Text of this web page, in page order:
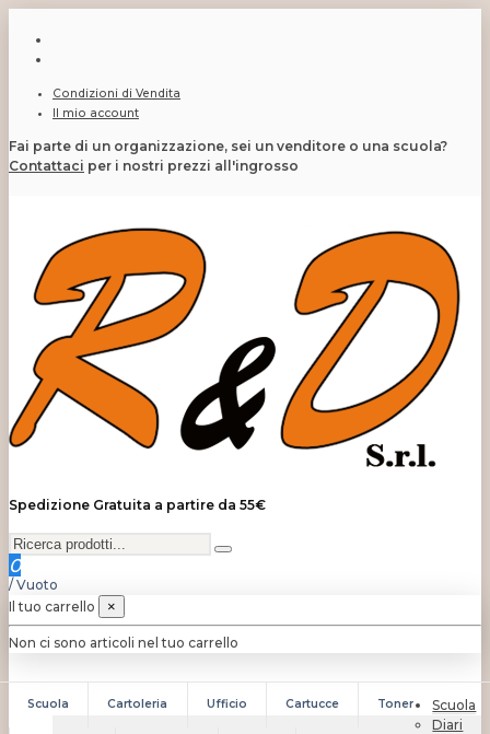
Condizioni di Vendita
Il mio account
Fai parte di un organizzazione, sei un venditore o una scuola?
Contattaci per i nostri prezzi all'ingrosso
Spedizione Gratuita a partire da 55€
0
/ Vuoto
Il tuo carrello
×
Non ci sono articoli nel tuo carrello
Scuola Cartoleria Ufficio Cartucce Toner
Scuola
Diari